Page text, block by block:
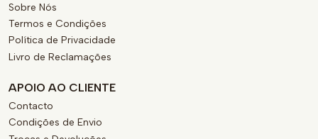
Sobre Nós
Termos e Condições
Política de Privacidade
Livro de Reclamações
APOIO AO CLIENTE
Contacto
Condições de Envio